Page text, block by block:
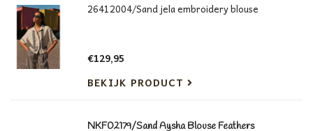
26412004/Sand jela embroidery blouse
€129,95
BEKIJK PRODUCT
NKF02179/Sand Aysha Blouse Feathers